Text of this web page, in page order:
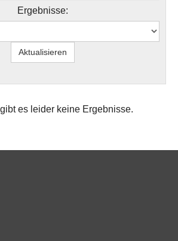
Ergebnisse:
es leider keine Ergebnisse.